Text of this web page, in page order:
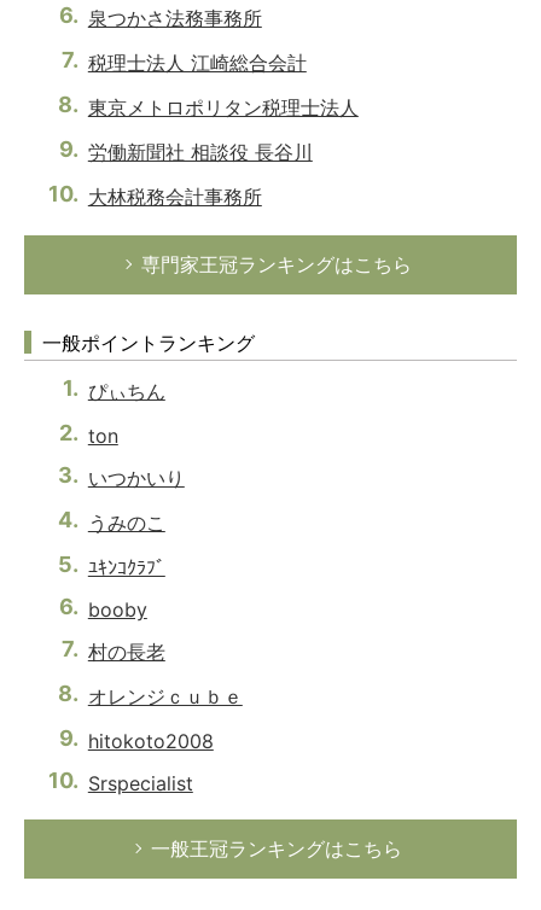
泉つかさ法務事務所
税理士法人 江崎総合会計
東京メトロポリタン税理士法人
労働新聞社 相談役 長谷川
大林税務会計事務所
専門家王冠ランキングはこちら
一般ポイントランキング
ぴぃちん
ton
いつかいり
うみのこ
ﾕｷﾝｺｸﾗﾌﾞ
booby
村の長老
オレンジｃｕｂｅ
hitokoto2008
Srspecialist
一般王冠ランキングはこちら